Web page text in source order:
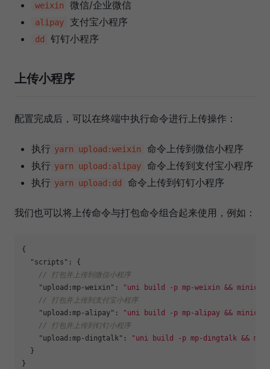
weixin 微信/企业微信
alipay 支付宝小程序
dd 钉钉小程序
上传小程序
配置完成后，可以在终端中执行命令进行上传操作：
执行 yarn upload:weixin
命令上传到微信小程序
执行 yarn upload:alipay
命令上传到支付宝小程序
执行 yarn upload:dd 命令上传到钉钉小程序
我们也可以将上传命令与打包命令组合起来使用，例如：
{
"scripts" :
{
// 打包并上传到微信小程序
"upload:mp-weixin" :
"uni build -p mp-weixin && minici
// 打包并上传到支付宝小程序
"upload:mp-alipay" :
"uni build -p mp-alipay && minici
// 打包并上传到钉钉小程序
"upload:mp-dingtalk" :
"uni build -p mp-dingtalk &&
}
}